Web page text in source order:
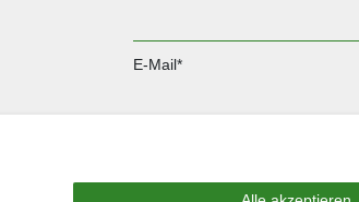
E-Mail*
Sie können den Newsletter jederzeit